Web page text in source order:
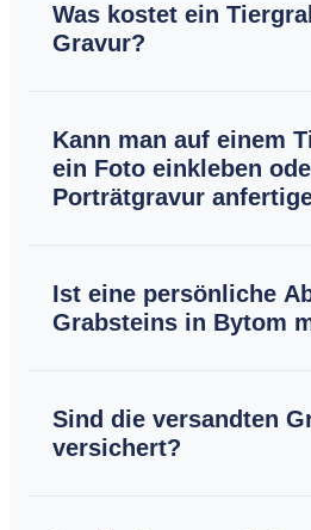
Was kostet ein
Gravur?
Kann man auf einem
ein Foto einkleben
Porträtgravur
Ist eine persönliche
Grabsteins in Bytom
Sind die versandten
versichert?